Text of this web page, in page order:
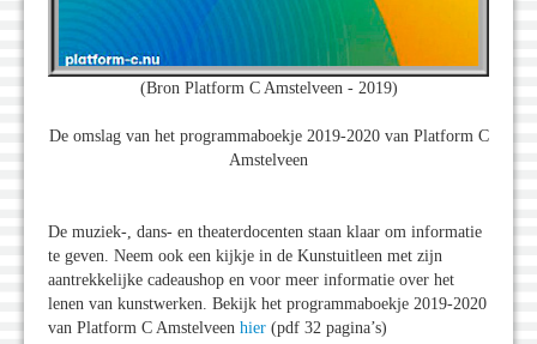
(Bron Platform C Amstelveen - 2019)
De omslag van het programmaboekje 2019-2020 van Platform C
Amstelveen
De muziek-, dans- en theaterdocenten staan klaar om informatie
te geven. Neem ook een kijkje in de Kunstuitleen met zijn
aantrekkelijke cadeaushop en voor meer informatie over het
lenen van kunstwerken. Bekijk het programmaboekje 2019-2020
van Platform C Amstelveen hier (pdf 32 pagina’s)